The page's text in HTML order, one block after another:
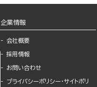
企業情報
会社概要
採用情報
お問い合わせ
プライバシーポリシー・サイトポリ